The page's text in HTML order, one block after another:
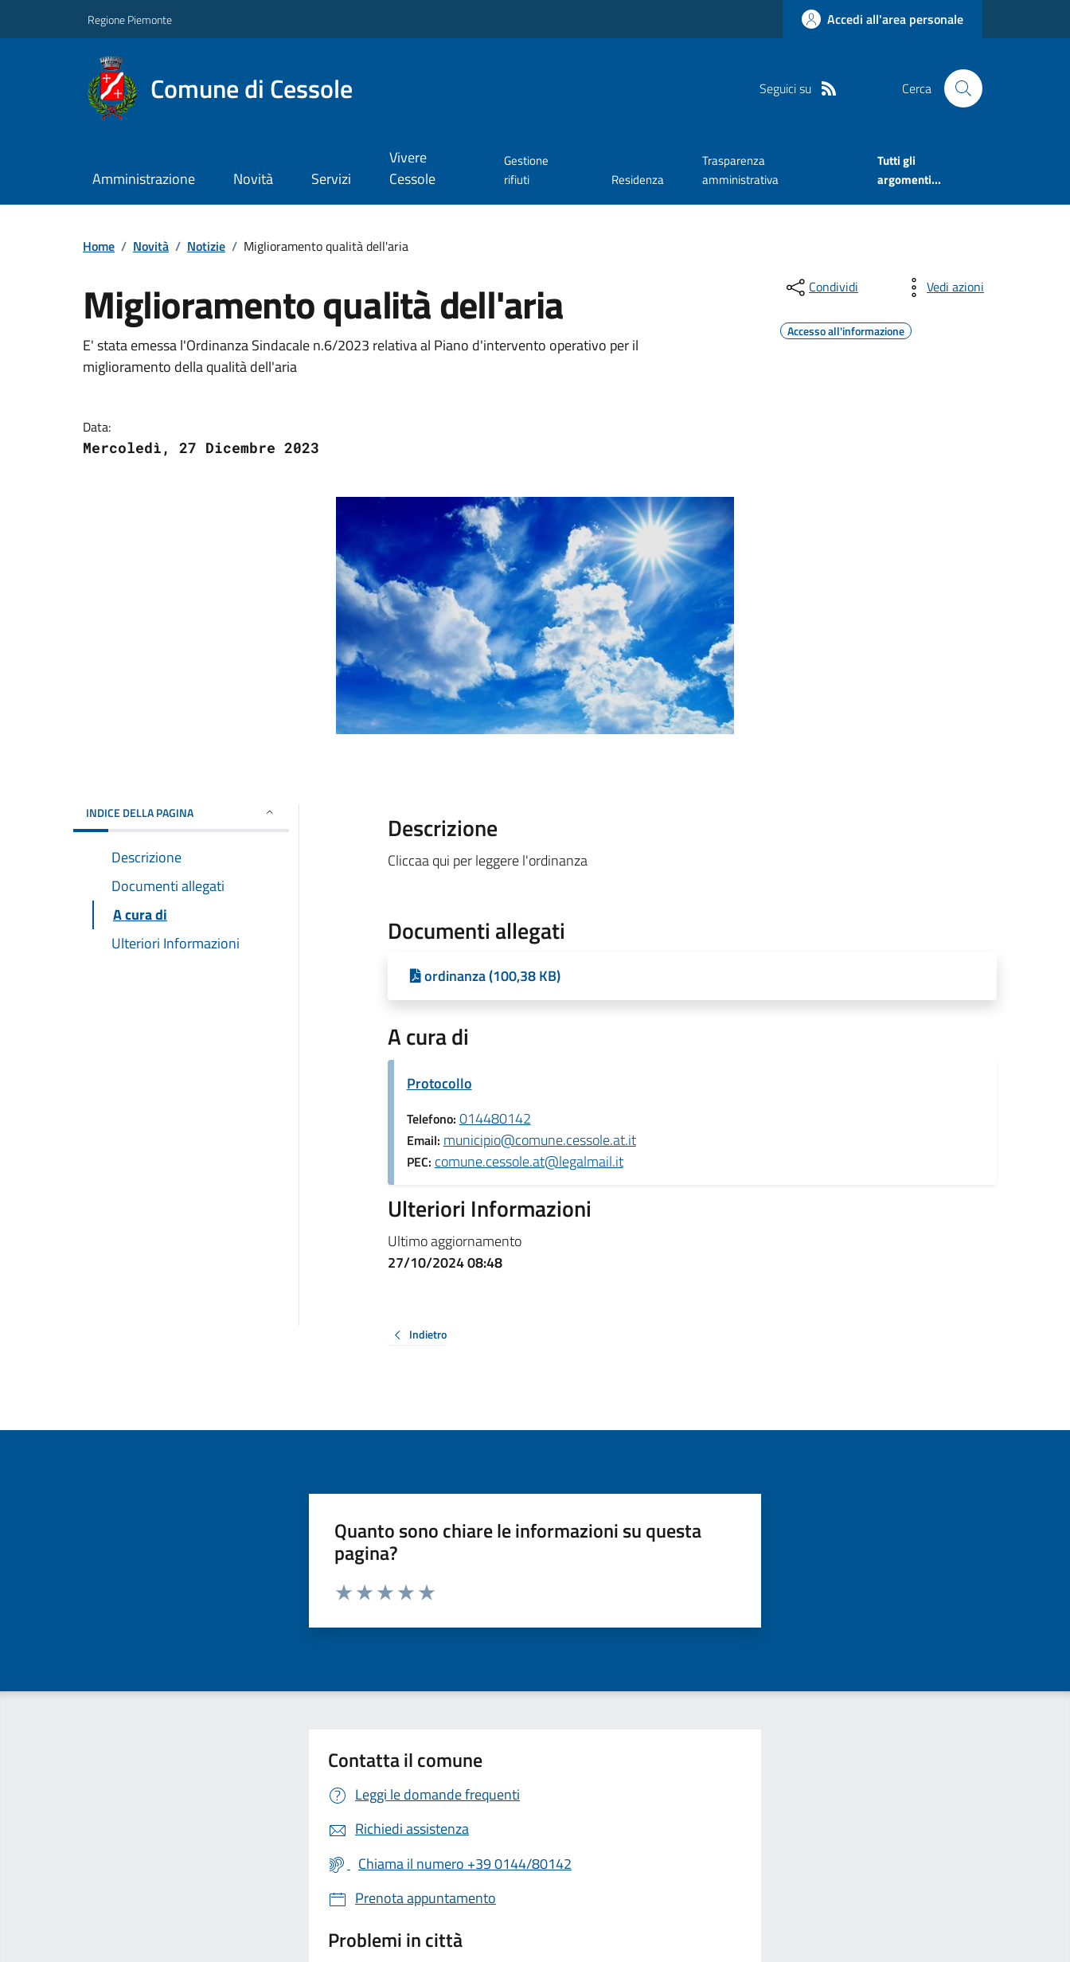
Regione Piemonte Accedi all'area personale
Comune di Cessole Seguici su Cerca
Amministrazione Novità Servizi
Vivere
Cessole
Gestione
rifiuti
Residenza
Trasparenza
amministrativa
Tutti gli
argomenti...
Home / Novità / Notizie / Miglioramento qualità dell'aria
Miglioramento qualità dell'aria
E' stata emessa l'Ordinanza Sindacale n.6/2023 relativa al Piano d'intervento operativo per il
miglioramento della qualità dell'aria
Data:
Mercoledì, 27 Dicembre 2023
Condividi Vedi azioni
Accesso all'informazione
INDICE DELLA PAGINA
Descrizione
Documenti allegati
A cura di
Ulteriori Informazioni
Descrizione
Cliccaa qui per leggere l'ordinanza
Documenti allegati
ordinanza (100,38 KB)
A cura di
Protocollo
Telefono: 014480142
Email: municipio@comune.cessole.at.it
PEC: comune.cessole.at@legalmail.it
Ulteriori Informazioni
Ultimo aggiornamento
27/10/2024 08:48
Indietro
Quanto sono chiare le informazioni su questa
pagina?
Valuta da 1 a 5 stelle la pagina
Contatta il comune
Leggi le domande frequenti
Richiedi assistenza
Chiama il numero +39 0144/80142
Prenota appuntamento
Problemi in città